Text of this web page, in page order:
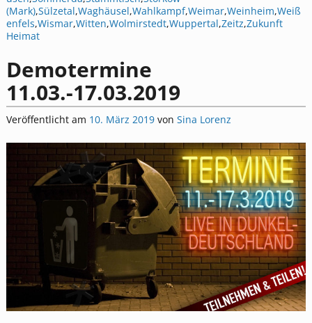
(Mark),Sülzetal,Waghäusel,Wahlkampf,Weimar,Weinheim,Weiß
enfels,Wismar,Witten,Wolmirstedt,Wuppertal,Zeitz,Zukunft
Heimat
Demotermine
11.03.-17.03.2019
Veröffentlicht am 10. März 2019 von Sina Lorenz